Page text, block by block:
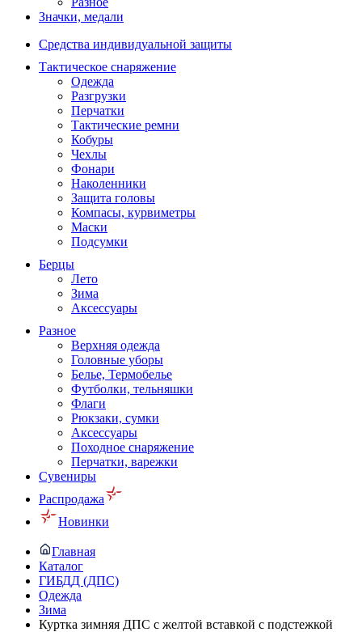
Значки, медали
Средства индивидуальной защиты
Тактическое снаряжение
Одежда
Разгрузки
Перчатки
Тактические ремни
Кобуры
Чехлы
Фонари
Наколенники
Защита головы
Компасы, курвиметры
Маски
Подсумки
Берцы
Лето
Зима
Аксессуары
Разное
Верхняя одежда
Головные уборы
Белье, Термобелье
Футболки, тельняшки
Флаги
Рюкзаки, сумки
Аксессуары
Походное снаряжение
Перчатки, варежки
Сувениры
Распродажа
Новинки
Главная
Каталог
ГИБДД (ДПС)
Одежда
Зима
Куртка зимняя ДПС с желтой вставкой с подстежкой